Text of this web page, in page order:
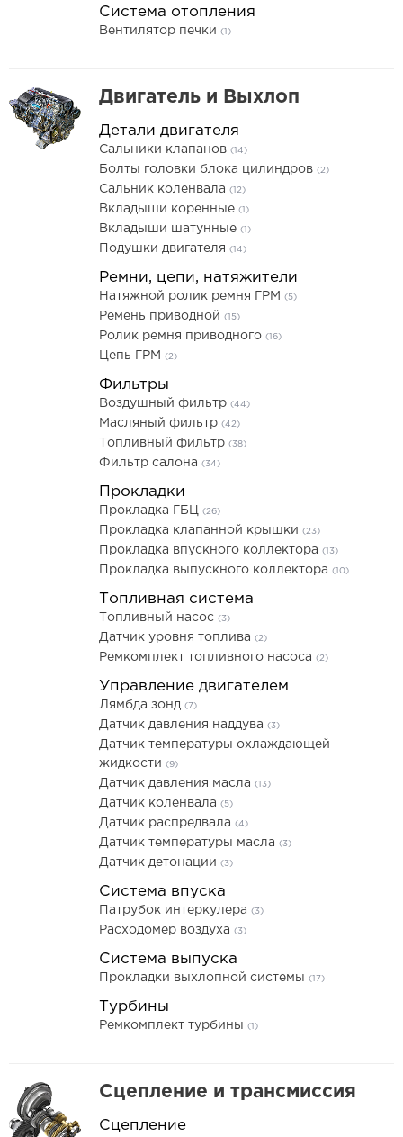
Система отопления
Вентилятор печки (1)
Двигатель и Выхлоп
Детали двигателя
Сальники клапанов (14)
Болты головки блока цилиндров (2)
Сальник коленвала (12)
Вкладыши коренные (1)
Вкладыши шатунные (1)
Подушки двигателя (14)
Ремни, цепи, натяжители
Натяжной ролик ремня ГРМ (5)
Ремень приводной (15)
Ролик ремня приводного (16)
Цепь ГРМ (2)
Фильтры
Воздушный фильтр (44)
Масляный фильтр (42)
Топливный фильтр (38)
Фильтр салона (34)
Прокладки
Прокладка ГБЦ (26)
Прокладка клапанной крышки (23)
Прокладка впускного коллектора (13)
Прокладка выпускного коллектора (10)
Топливная система
Топливный насос (3)
Датчик уровня топлива (2)
Ремкомплект топливного насоса (2)
Управление двигателем
Лямбда зонд (7)
Датчик давления наддува (3)
Датчик температуры охлаждающей
жидкости (9)
Датчик давления масла (13)
Датчик коленвала (5)
Датчик распредвала (4)
Датчик температуры масла (3)
Датчик детонации (3)
Система впуска
Патрубок интеркулера (3)
Расходомер воздуха (3)
Система выпуска
Прокладки выхлопной системы (17)
Турбины
Ремкомплект турбины (1)
Сцепление и трансмиссия
Сцепление